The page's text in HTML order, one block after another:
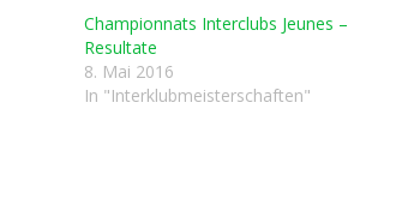
Championnats Interclubs Jeunes –
Resultate
8. Mai 2016
In "Interklubmeisterschaften"